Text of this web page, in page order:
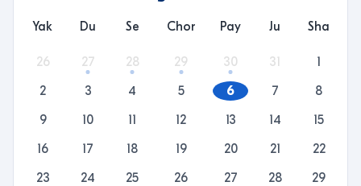
Yak Du Se Chor Pay Ju Sha
26 27 28 29 30 31
1
2
3 4 5 6 7
8
9
10 11 12 13 14
15
16
17 18 19 20 21
22
23
24 25 26 27 28
29